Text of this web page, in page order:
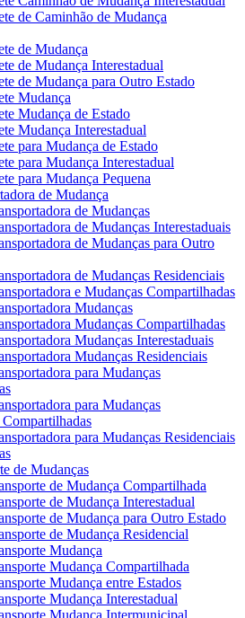
de Caminhão de Mudança
de Mudança
de Mudança Interestadual
de Mudança para Outro Estado
Mudança
Mudança de Estado
Mudança Interestadual
para Mudança de Estado
para Mudança Interestadual
para Mudança Pequena
de Mudança
de Mudanças
de Mudanças Interestaduais
de Mudanças para Outro
de Mudanças Residenciais
e Mudanças Compartilhadas
Mudanças
Mudanças Compartilhadas
Mudanças Interestaduais
Mudanças Residenciais
para Mudanças
para Mudanças
para Mudanças Residenciais
de Mudanças
de Mudança Compartilhada
de Mudança Interestadual
de Mudança para Outro Estado
de Mudança Residencial
Mudança
Mudança Compartilhada
Mudança entre Estados
Mudança Interestadual